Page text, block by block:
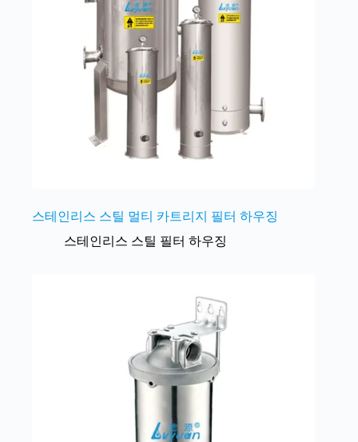
스테인리스 스틸 멀티 카트리지 필터 하우징
스테인리스 스틸 필터 하우징